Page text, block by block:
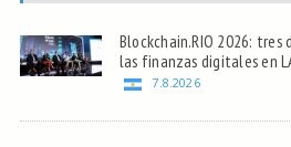
Blockchain.RIO 2026:
las finanzas digitales en
7.8.2026